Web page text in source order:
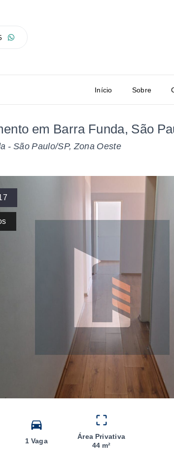
Início Sobre
em Barra Funda, São
- São Paulo/SP, Zona Oeste
1 Vaga
Área Privativa
44 m²